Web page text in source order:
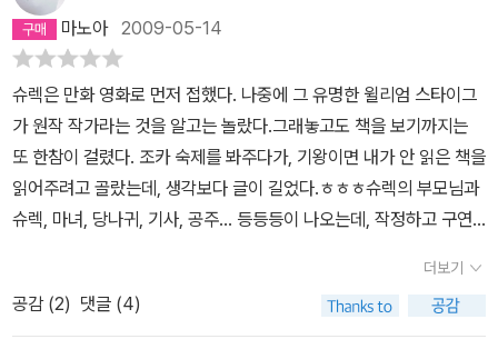
‘티있는’ 숱한 이들은 두려워하고 꺼리고 무서워하고 싫어하고 미워
하는 슈렉을, 그렇지만 ‘티없는’ 마음이 되어 마주하거나 바라보거나
함께하려고 할 적에는 개구지게 웃고 노래하고 춤출 줄 아는 슈렉을
그립니다. 슈렉은 언제나 슈렉입니다. 슈렉은 다른 누구도 아닙니다.
슈렉은 어떤 흉내도 내지 않습니다. 슈렉은 겉치레를 안 합니다. 슈렉
은 눈치를 안 봅니다. 슈렉은 알랑방귀를 뀔 일조차 없고, 스스럼없이
스스로 나아갈 길을 곧장 달려갑니다. ㅅㄴㄹ.#WilliamSteig #shre
k
마노아2009-05-14
슈렉은 만화 영화로 먼저 접했다. 나중에 그 유명한 윌리엄 스타이그
가 원작 작가라는 것을 알고는 놀랐다.그래놓고도 책을 보기까지는
또 한참이 걸렸다. 조카 숙제를 봐주다가, 기왕이면 내가 안 읽은 책을
읽어주려고 골랐는데, 생각보다 글이 길었다.ㅎㅎㅎ슈렉의 부모님과
슈렉, 마녀, 당나귀, 기사, 공주... 등등등이 나오는데, 작정하고 구연
놓고 못 생겼다고 설정되어진 슈렉의 아빠 엄마와, 슈렉이다. 이런 아
빠 엄마의 작품이니 당연히 슈렉의 못생김이 최고봉이다!엄마 아빠
품을 떠나 바깥 세상으로 나간 슈렉. 너무 못 생기고, 고약한 냄새에,
더보기
공감 (2) 댓글 (4)